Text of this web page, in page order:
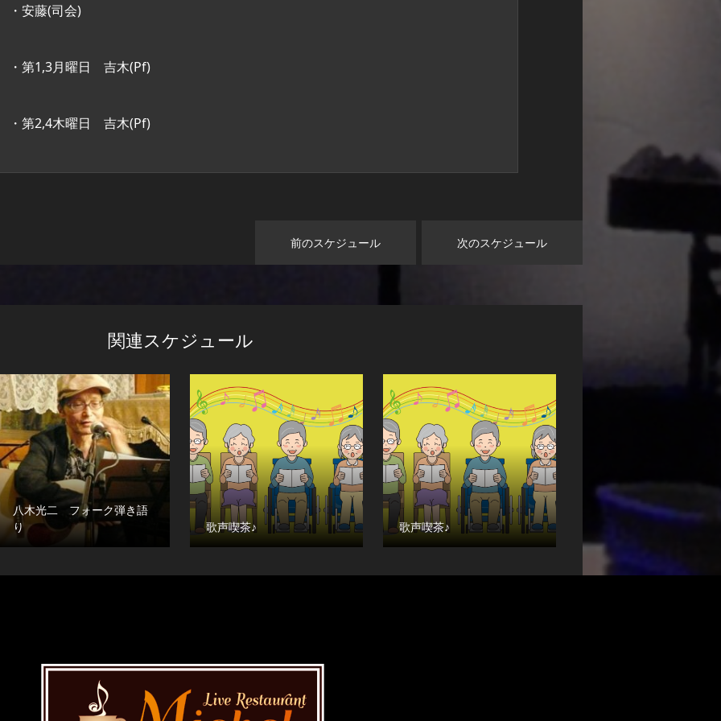
・安藤(司会)
・第1,3月曜日 吉木(Pf)
・第2,4木曜日 吉木(Pf)
前のスケジュール 次のスケジュール
関連スケジュール
八木光二 フォーク弾き語
り
歌声喫茶♪ 歌声喫茶♪